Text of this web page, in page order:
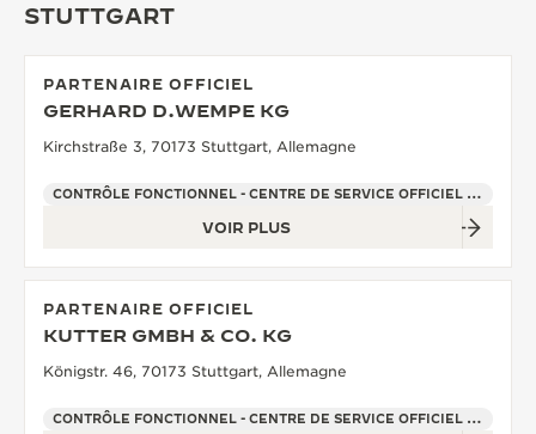
STUTTGART
PARTENAIRE OFFICIEL
GERHARD D.WEMPE KG
Kirchstraße 3, 70173 Stuttgart, Allemagne
CONTRÔLE FONCTIONNEL - CENTRE DE SERVICE OFFICIEL - POINT DE VENTE
VOIR PLUS
PARTENAIRE OFFICIEL
KUTTER GMBH & CO. KG
Königstr. 46, 70173 Stuttgart, Allemagne
CONTRÔLE FONCTIONNEL - CENTRE DE SERVICE OFFICIEL - POINT DE VENTE